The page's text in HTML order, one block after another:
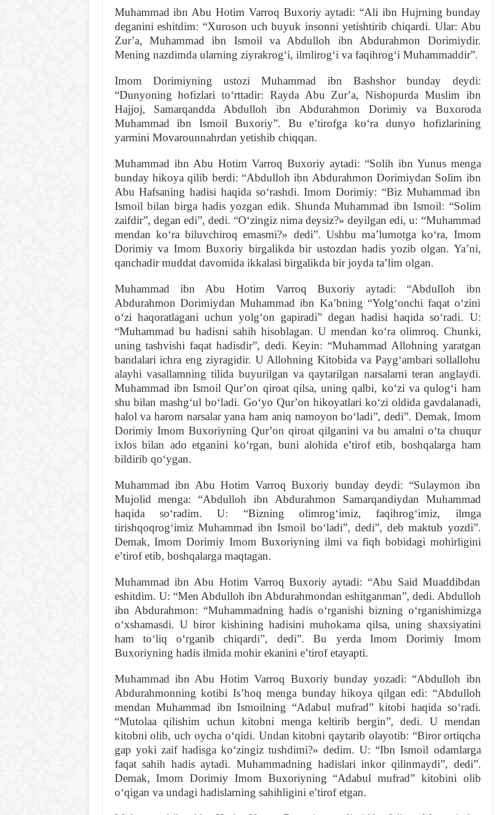
Muhammad ibn Abu Hotim Varroq Buxoriy aytadi: “Ali ibn Hujrning bunday
deganini eshitdim: “Xuroson uch buyuk insonni yetishtirib chiqardi. Ular: Abu
Zurʼa, Muhammad ibn Ismoil va Abdulloh ibn Abdurahmon Dorimiydir.
Mening nazdimda ularning ziyrakrogʻi, ilmlirogʻi va faqihrogʻi Muhammaddir”.
Imom Dorimiyning ustozi Muhammad ibn Bashshor bunday deydi:
“Dunyoning hofizlari toʻrttadir: Rayda Abu Zurʼa, Nishopurda Muslim ibn
Hajjoj, Samarqandda Abdulloh ibn Abdurahmon Dorimiy va Buxoroda
Muhammad ibn Ismoil Buxoriy”. Bu eʼtirofga koʻra dunyo hofizlarining
yarmini Movarounnahrdan yetishib chiqqan.
Muhammad ibn Abu Hotim Varroq Buxoriy aytadi: “Solih ibn Yunus menga
bunday hikoya qilib berdi: “Abdulloh ibn Abdurahmon Dorimiydan Solim ibn
Abu Hafsaning hadisi haqida soʻrashdi. Imom Dorimiy: “Biz Muhammad ibn
Ismoil bilan birga hadis yozgan edik. Shunda Muhammad ibn Ismoil: “Solim
zaifdir”, degan edi”, dedi. “Oʻzingiz nima deysiz?» deyilgan edi, u: “Muhammad
mendan koʻra biluvchiroq emasmi?» dedi”. Ushbu maʼlumotga koʻra, Imom
Dorimiy va Imom Buxoriy birgalikda bir ustozdan hadis yozib olgan. Yaʼni,
qanchadir muddat davomida ikkalasi birgalikda bir joyda taʼlim olgan.
Muhammad ibn Abu Hotim Varroq Buxoriy aytadi: “Abdulloh ibn
Abdurahmon Dorimiydan Muhammad ibn Kaʼbning “Yolgʻonchi faqat oʻzini
oʻzi haqoratlagani uchun yolgʻon gapiradi” degan hadisi haqida soʻradi. U:
“Muhammad bu hadisni sahih hisoblagan. U mendan koʻra olimroq. Chunki,
uning tashvishi faqat hadisdir”, dedi. Keyin: “Muhammad Allohning yaratgan
bandalari ichra eng ziyragidir. U Allohning Kitobida va Paygʻambari sollallohu
alayhi vasallamning tilida buyurilgan va qaytarilgan narsalarni teran anglaydi.
Muhammad ibn Ismoil Qurʼon qiroat qilsa, uning qalbi, koʻzi va qulogʻi ham
shu bilan mashgʻul boʻladi. Goʻyo Qurʼon hikoyatlari koʻzi oldida gavdalanadi,
halol va harom narsalar yana ham aniq namoyon boʻladi”, dedi”. Demak, Imom
Dorimiy Imom Buxoriyning Qurʼon qiroat qilganini va bu amalni oʻta chuqur
ixlos bilan ado etganini koʻrgan, buni alohida eʼtirof etib, boshqalarga ham
bildirib qoʻygan.
Muhammad ibn Abu Hotim Varroq Buxoriy bunday deydi: “Sulaymon ibn
Mujolid menga: “Abdulloh ibn Abdurahmon Samarqandiydan Muhammad
haqida soʻradim. U: “Bizning olimrogʻimiz, faqihrogʻimiz, ilmga
tirishqoqrogʻimiz Muhammad ibn Ismoil boʻladi”, dedi”, deb maktub yozdi”.
Demak, Imom Dorimiy Imom Buxoriyning ilmi va fiqh bobidagi mohirligini
eʼtirof etib, boshqalarga maqtagan.
Muhammad ibn Abu Hotim Varroq Buxoriy aytadi: “Abu Said Muaddibdan
eshitdim. U: “Men Abdulloh ibn Abdurahmondan eshitganman”, dedi. Abdulloh
ibn Abdurahmon: “Muhammadning hadis oʻrganishi bizning oʻrganishimizga
oʻxshamasdi. U biror kishining hadisini muhokama qilsa, uning shaxsiyatini
ham toʻliq oʻrganib chiqardi”, dedi”. Bu yerda Imom Dorimiy Imom
Buxoriyning hadis ilmida mohir ekanini eʼtirof etayapti.
Muhammad ibn Abu Hotim Varroq Buxoriy bunday yozadi: “Abdulloh ibn
Abdurahmonning kotibi Isʼhoq menga bunday hikoya qilgan edi: “Abdulloh
mendan Muhammad ibn Ismoilning “Adabul mufrad” kitobi haqida soʻradi.
“Mutolaa qilishim uchun kitobni menga keltirib bergin”, dedi. U mendan
kitobni olib, uch oycha oʻqidi. Undan kitobni qaytarib olayotib: “Biror ortiqcha
gap yoki zaif hadisga koʻzingiz tushdimi?» dedim. U: “Ibn Ismoil odamlarga
faqat sahih hadis aytadi. Muhammadning hadislari inkor qilinmaydi”, dedi”.
Demak, Imom Dorimiy Imom Buxoriyning “Adabul mufrad” kitobini olib
oʻqigan va undagi hadislarning sahihligini eʼtirof etgan.